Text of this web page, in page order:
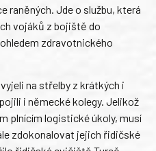
raněných. Jde o službu, která
vojáků z bojiště do
zdravotnického
na střelby z krátkých i
i německé kolegy. Jelikož
plnícím logistické úkoly, musí
zdokonalovat jejich řidičské